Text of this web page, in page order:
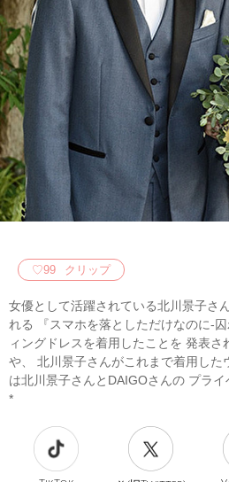
♡99 クリップ
女優として活躍されている北川景子さ
れる 『スマホを落としただけなのに-
ィングドレスを着用したことを 発表
や、 北川景子さんがこれまで着用した
は北川景子さんとDAIGOさんの プラ
*